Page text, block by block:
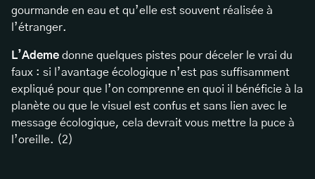
gourmande en eau et qu’elle est souvent réalisée à
l’étranger.
L’Ademe donne quelques pistes pour déceler le vrai du
faux : si l’avantage écologique n’est pas suffisamment
expliqué pour que l’on comprenne en quoi il bénéficie à la
planète ou que le visuel est confus et sans lien avec le
message écologique, cela devrait vous mettre la puce à
l’oreille. (2)